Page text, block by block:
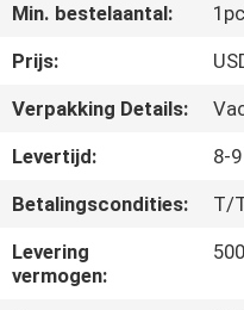
NEEM
CONTACT
ONS
OP
Min. bestelaantal:
Prijs:
Verpakking Details:
Levertijd:
8-
Betalingscondities:
T/
Levering
vermogen: